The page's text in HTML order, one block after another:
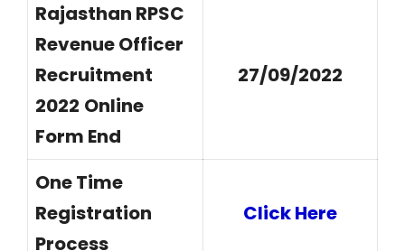
Rajasthan RPSC
Revenue Officer
Recruitment
2022 Online
Form End
27/09/2022
One Time
Registration
Process
Click Here